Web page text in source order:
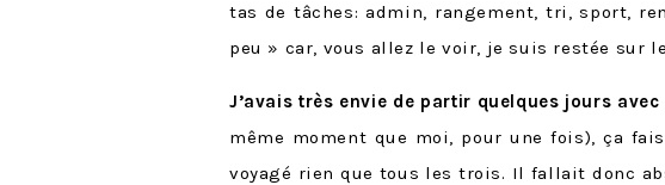
tas de tâches: admin, rangement, tri, sport,
peu » car, vous allez le voir, je suis restée sur
J’avais très envie de partir quelques jours
même moment que moi, pour une fois), ça
voyagé rien que tous les trois. Il fallait donc